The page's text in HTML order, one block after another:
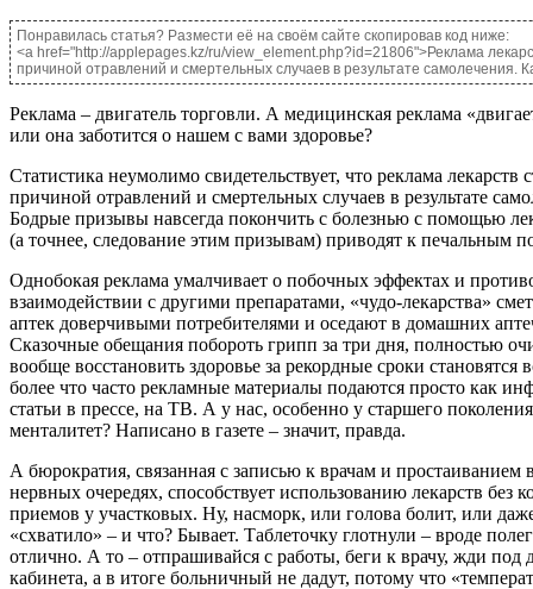
Понравилась статья? Размести её на своём сайте скопировав код ниже:
<a href="http://applepages.kz/ru/view_element.php?id=21806">Реклама
причиной отравлений и смертельных случаев в результате самолечения.
Реклама – двигатель торговли. А медицинская реклама
или она заботится о нашем с вами здоровье?
Статистика неумолимо свидетельствует, что реклама лекарств
причиной отравлений и смертельных случаев в результате
Бодрые призывы навсегда покончить с болезнью с помощью
(а точнее, следование этим призывам) приводят к печальным
Однобокая реклама умалчивает о побочных эффектах и
взаимодействии с другими препаратами, «чудо-лекарства»
аптек доверчивыми потребителями и оседают в домашних
Сказочные обещания побороть грипп за три дня, полностью
вообще восстановить здоровье за рекордные сроки становятся
более что часто рекламные материалы подаются просто как
статьи в прессе, на ТВ. А у нас, особенно у старшего
менталитет? Написано в газете – значит, правда.
А бюрократия, связанная с записью к врачам и
нервных очередях, способствует использованию лекарств без
приемов у участковых. Ну, насморк, или голова болит, или
«схватило» – и что? Бывает. Таблеточку глотнули – вроде
отлично. А то – отпрашивайся с работы, беги к врачу, жди под
кабинета, а в итоге больничный не дадут, потому что